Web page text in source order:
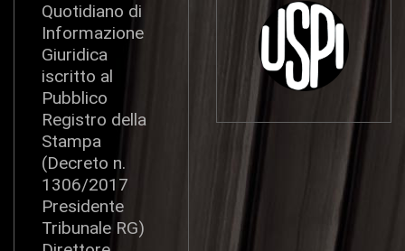
Quotidiano di
Informazione
Giuridica
iscritto al
Pubblico
Registro della
Stampa
(Decreto n.
1306/2017
Presidente
Tribunale RG)